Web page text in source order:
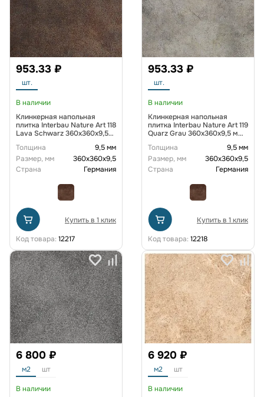
953.33 ₽
шт.
В наличии
Клинкерная напольная
плитка Interbau Nature Art 118
Lava Schwarz 360x360x9,5
Толщина
9,5 мм
Размер, мм
360х360х9,5
Страна
Германия
Купить в 1 клик
Код товара: 12217
953.33 ₽
шт.
В наличии
Клинкерная напольная
плитка Interbau Nature Art 119
Quarz Grau 360x360x9,5 мм
Толщина
9,5 мм
Размер, мм
360х360х9,5
Страна
Германия
Купить в 1 клик
Код товара: 12218
6 800 ₽
м2 шт
В наличии
6 920 ₽
м2 шт
В наличии